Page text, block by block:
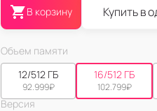
В корзину Купить в
Объем памяти
12/512 ГБ
92.999₽
16/512 ГБ
102.799₽
Версия